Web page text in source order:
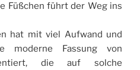
Füßchen führt der Weg ins
hat mit viel Aufwand und
moderne Fassung von
die auf solche